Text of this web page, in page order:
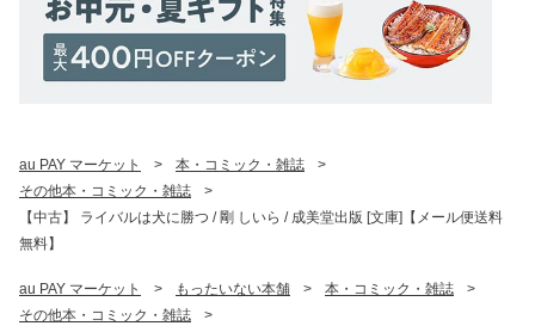
au PAY マーケット > 本・コミック・雑誌
>
その他本・コミック・雑誌
>
【中古】 ライバルは犬に勝つ / 剛 しいら / 成美堂出版 [文庫]【メール便送料
無料】
au PAY マーケット > もったいない本舗 > 本・コミック・雑誌
>
その他本・コミック・雑誌
>